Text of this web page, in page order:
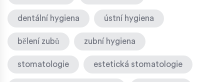
dentální hygiena ústní hygiena
bělení zubů zubní hygiena
stomatologie estetická stomatologie